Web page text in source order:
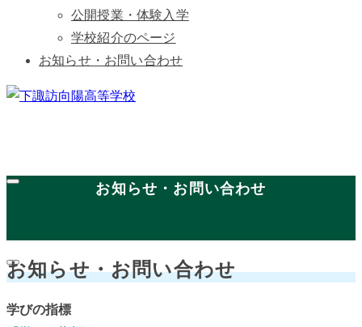
公開授業・体験入学
学校紹介のページ
お知らせ・お問い合わせ
お知らせ・お問い合わせ
お知らせ・お問い合わせ
学びの指標